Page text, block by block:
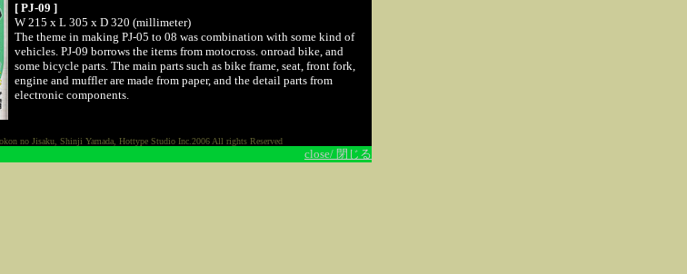
[ PJ-09 ]
W 215 x L 305 x D 320 (millimeter)
The theme in making PJ-05 to 08 was combination with some kind of
vehicles. PJ-09 borrows the items from motocross. onroad bike, and
some bicycle parts. The main parts such as bike frame, seat, front fork,
engine and muffler are made from paper, and the detail parts from
electronic components.
no Jisaku, Shinji Yamada, Hottype Studio Inc.2006 All rights Reserved
close/ 閉じる